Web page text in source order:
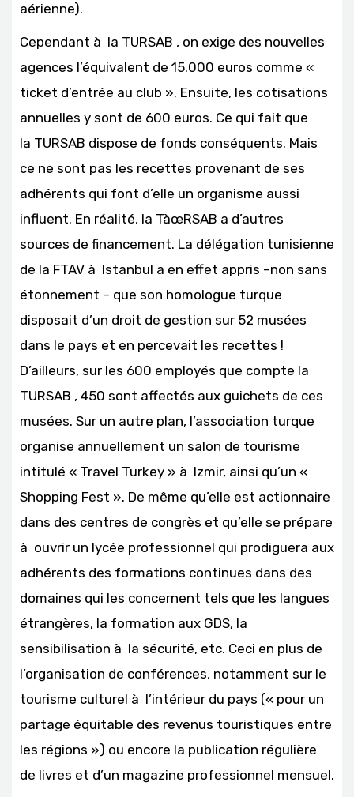
aérienne).
Cependant à la TURSAB , on exige des nouvelles
agences l’équivalent de 15.000 euros comme «
ticket d’entrée au club ». Ensuite, les cotisations
annuelles y sont de 600 euros. Ce qui fait que
la TURSAB dispose de fonds conséquents. Mais
ce ne sont pas les recettes provenant de ses
adhérents qui font d’elle un organisme aussi
influent. En réalité, la TàœRSAB a d’autres
sources de financement. La délégation tunisienne
de la FTAV à Istanbul a en effet appris –non sans
étonnement – que son homologue turque
disposait d’un droit de gestion sur 52 musées
dans le pays et en percevait les recettes !
D’ailleurs, sur les 600 employés que compte la
TURSAB , 450 sont affectés aux guichets de ces
musées. Sur un autre plan, l’association turque
organise annuellement un salon de tourisme
intitulé « Travel Turkey » à Izmir, ainsi qu’un «
Shopping Fest ». De même qu’elle est actionnaire
dans des centres de congrès et qu’elle se prépare
à ouvrir un lycée professionnel qui prodiguera aux
adhérents des formations continues dans des
domaines qui les concernent tels que les langues
étrangères, la formation aux GDS, la
sensibilisation à la sécurité, etc. Ceci en plus de
l’organisation de conférences, notamment sur le
tourisme culturel à l’intérieur du pays (« pour un
partage équitable des revenus touristiques entre
les régions ») ou encore la publication régulière
de livres et d’un magazine professionnel mensuel.